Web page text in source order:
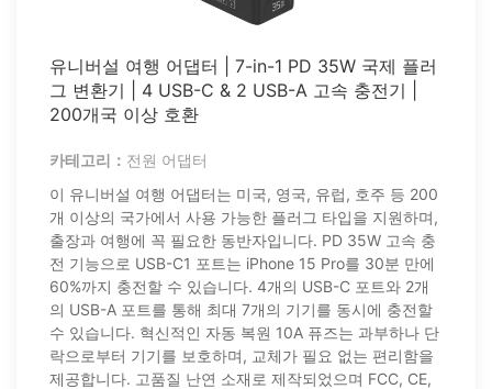
유니버설 여행 어댑터 | 7-in-1 PD 35W 국제 플러
그 변환기 | 4 USB-C & 2 USB-A 고속 충전기 |
200개국 이상 호환
카테고리： 전원 어댑터
이 유니버설 여행 어댑터는 미국, 영국, 유럽, 호주 등 200
개 이상의 국가에서 사용 가능한 플러그 타입을 지원하며,
출장과 여행에 꼭 필요한 동반자입니다. PD 35W 고속 충
전 기능으로 USB-C1 포트는 iPhone 15 Pro를 30분 만에
60%까지 충전할 수 있습니다. 4개의 USB-C 포트와 2개
의 USB-A 포트를 통해 최대 7개의 기기를 동시에 충전할
수 있습니다. 혁신적인 자동 복원 10A 퓨즈는 과부하나 단
락으로부터 기기를 보호하며, 교체가 필요 없는 편리함을
제공합니다. 고품질 난연 소재로 제작되었으며 FCC, CE,